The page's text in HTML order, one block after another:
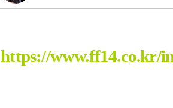
https://www.ff14.co.kr/